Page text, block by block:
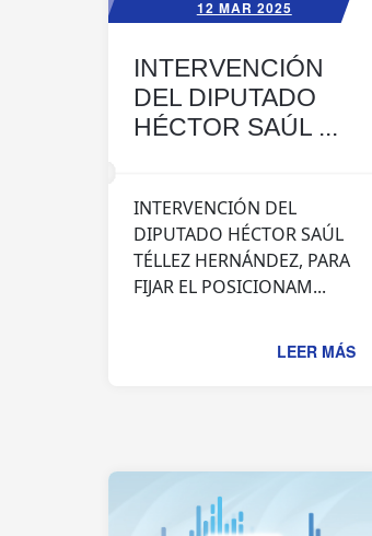
12 MAR 2025
INTERVENCIÓN
DEL DIPUTADO
HÉCTOR SAÚL ...
INTERVENCIÓN DEL
DIPUTADO HÉCTOR SAÚL
TÉLLEZ HERNÁNDEZ, PARA
FIJAR EL POSICIONAM...
LEER MÁS